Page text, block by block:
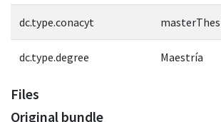
dc.type.conacyt
dc.type.degree Maestría
Files
Original bundle